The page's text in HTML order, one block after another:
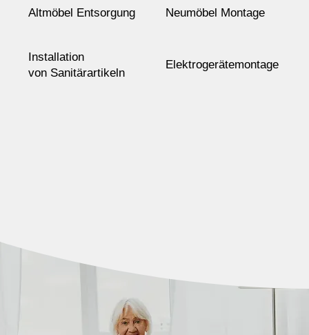
Altmöbel Entsorgung Neumöbel Montage
Installation
von Sanitärartikeln
Elektrogerätemontage